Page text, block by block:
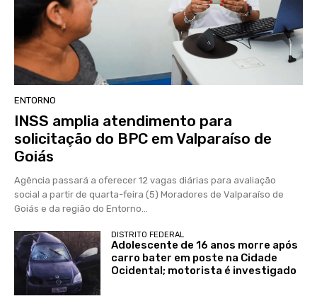
ENTORNO
INSS amplia atendimento para
solicitação do BPC em Valparaíso de
Goiás
Agência passará a oferecer 12 vagas diárias para avaliação
social a partir de quarta-feira (5) Moradores de Valparaíso de
Goiás e da região do Entorno...
DISTRITO FEDERAL
Adolescente de 16 anos morre após
carro bater em poste na Cidade
Ocidental; motorista é investigado